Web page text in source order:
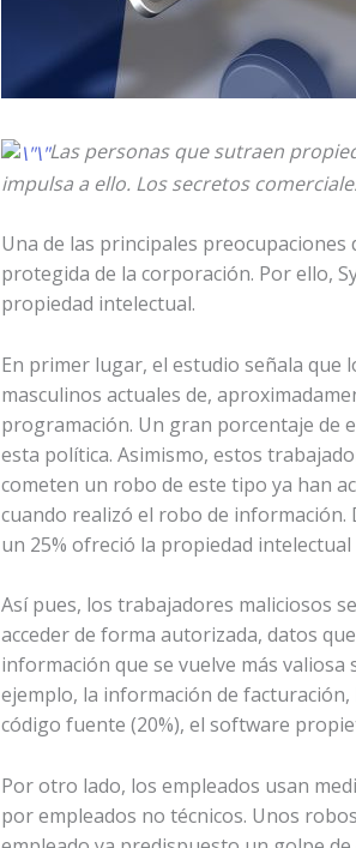
Las personas que sutraen
impulsa a ello. Los secretos
Una de las principales
protegida de la corporación. Por ello,
propiedad intelectual.
En primer lugar, el estudio señala que
masculinos actuales de,
programación. Un gran porcentaje de
esta política. Asimismo, estos
cometen un robo de este tipo ya han
cuando realizó el robo de información.
un 25% ofreció la propiedad
Así pues, los trabajadores maliciosos
acceder de forma autorizada, datos
información que se vuelve más
ejemplo, la información de
código fuente (20%), el software
Por otro lado, los empleados usan
por empleados no técnicos. Unos